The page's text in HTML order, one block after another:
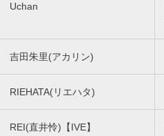
Uchan
吉田朱里(アカリン)
RIEHATA(リエハタ)
REI(直井怜)【IVE】